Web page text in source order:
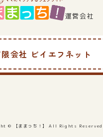
運営会社
会社 ビイエフネット
© 【ままっち！】 All Rights Reserved.